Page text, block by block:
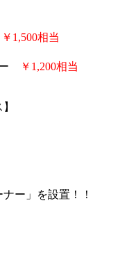
￥1,500相当
ー ￥1,200相当
ー」を設置！！